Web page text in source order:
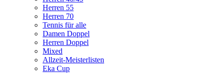
Herren 55
Herren 70
Tennis für alle
Damen Doppel
Herren Doppel
Mixed
Allzeit-Meisterlisten
Eka Cup